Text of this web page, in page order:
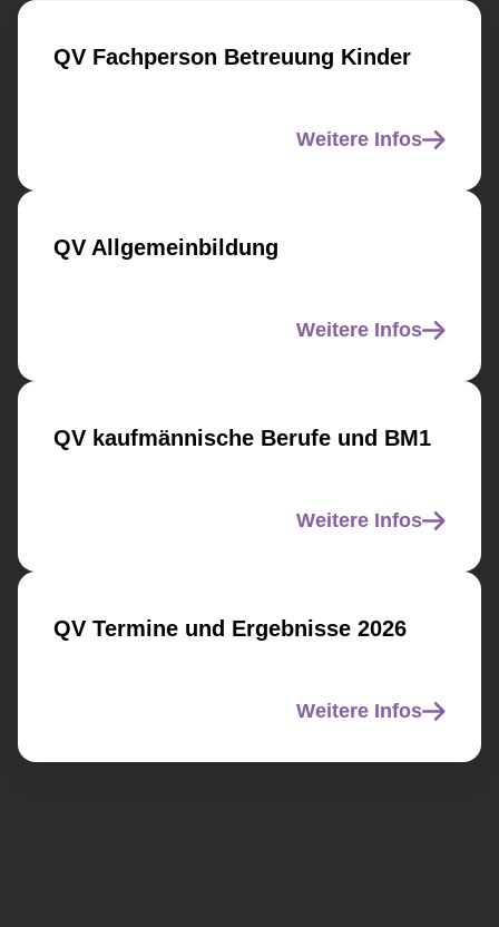
QV Fachperson Betreuung Kinder
Weitere Infos
QV Allgemeinbildung
Weitere Infos
QV kaufmännische Berufe und BM1
Weitere Infos
QV Termine und Ergebnisse 2026
Weitere Infos